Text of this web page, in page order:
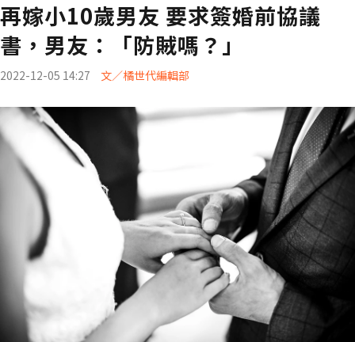
再嫁小10歲男友 要求簽婚前協議
書，男友：「防賊嗎？」
2022-12-05 14:27 文／橘世代編輯部